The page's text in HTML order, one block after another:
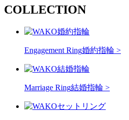
COLLECTION
Engagement Ring婚約指輪 >
Marriage Ring結婚指輪 >